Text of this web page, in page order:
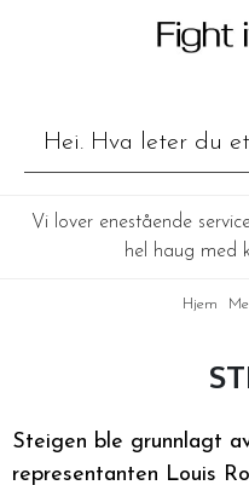
Vi lover enestående
hel haug
Hjem
Steigen ble grunnlagt
representanten Louis